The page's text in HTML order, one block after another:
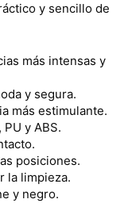
y sencillo de
más intensas y
y segura.
más estimulante.
y ABS.
posiciones.
la limpieza.
y negro.